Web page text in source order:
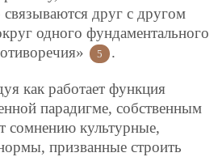
связываются друг с другом
одного фундаментального
5 .
как работает функция
парадигме, собственным
сомнению культурные,
призванные строить